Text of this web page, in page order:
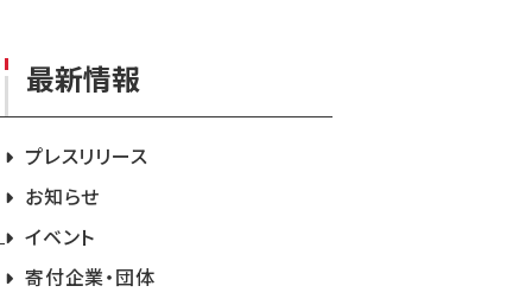
最新情報
プレスリリース
お知らせ
イベント
寄付企業・団体